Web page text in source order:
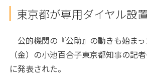
東京都が専用ダイヤル設
公的機関の『公助』の動きも始ま
（金）の小池百合子東京都知事の記
に発表された。